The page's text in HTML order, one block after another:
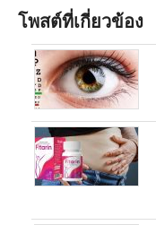
โพสต์ที่เกี่ยวข้อง